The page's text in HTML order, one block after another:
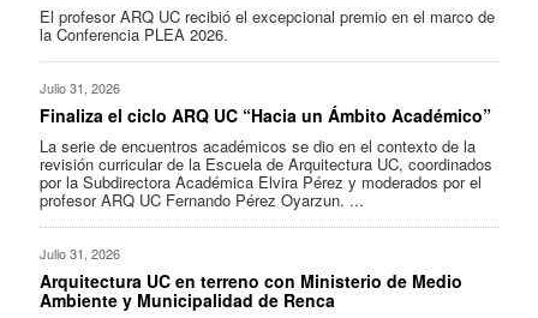
El profesor ARQ UC recibió el excepcional premio en el marco de
la Conferencia PLEA 2026.
Julio 31, 2026
Finaliza el ciclo ARQ UC “Hacia un Ámbito Académico”
La serie de encuentros académicos se dio en el contexto de la
revisión curricular de la Escuela de Arquitectura UC, coordinados
por la Subdirectora Académica Elvira Pérez y moderados por el
profesor ARQ UC Fernando Pérez Oyarzun. ...
Julio 31, 2026
Arquitectura UC en terreno con Ministerio de Medio
Ambiente y Municipalidad de Renca